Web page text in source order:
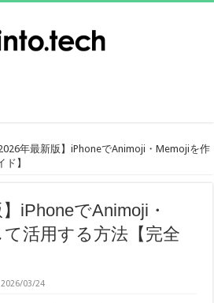
2026年最新版】iPhoneでAnimoji・Memojiを作
】
】iPhoneでAnimoji・
活用する方法【完全
03/24